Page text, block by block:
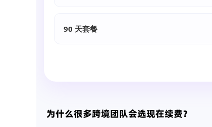
90 天套餐
为什么很多跨境团队会选现在续费？